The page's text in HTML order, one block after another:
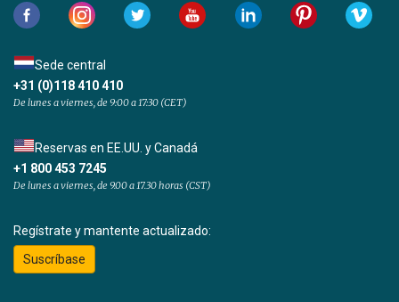
Sede central
+31 (0)118 410 410
De lunes a viernes, de 9:00 a 17:30 (CET)
Reservas en EE.UU. y Canadá
+1 800 453 7245
De lunes a viernes, de 9.00 a 17.30 horas (CST)
Regístrate y mantente actualizado:
Suscríbase